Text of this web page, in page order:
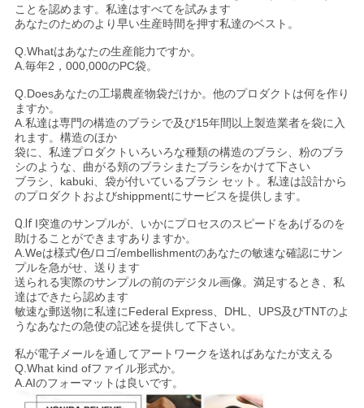
ことを認めます。私達はすべてを試みます
あなたのためのより早い生産時間を押す私達のベスト 。
Q.Whatはあなたの生産能力ですか。
A.毎年2，000,000のPC袋。
Q.Doesあなたの工場農産物袋だけか。他のプロダクトは何を作り
ますか。
A.私達は専門の構造のブラシで及び15年間以上製造業者を袋に入
れます。構造のほか
袋に、私達プロダクトいろいろな種類の構造のブラシ、粉のブラ
シのような、曲がる頬のブラシまたブラシをかけて下さい
ブラシ、kabuki、袋が付いているブラシ セット。私達は設計から
のプロダクトおよびshippmentにサービスを提供します。
Q.If I突進のサンプルが、いかにプロセスのスピードをあげるのを
助けることができますありますか。
A.Weは様式/色/ロゴ/embellishmentのあなたの敏速な確認にサン
プルを急がせ、送ります
送られる実際のサンプルの前のデジタル画像。満足するとき、私
達はできたら認めます
敏速な郵送物に私達にFederal Express、DHL、UPS及びTNTのよ
うなあなたの急使の記述を提供して下さい。
私が電子メールを通してアートワークを送ればあなたが支える
Q.What kind ofファイル形式か。
A.AIのフォーマットは良いです。